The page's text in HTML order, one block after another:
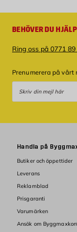
BEHÖVER DU
Ring oss på 0771
Prenumerera på vårt
Handla på
Butiker och öppettider
Leverans
Reklamblad
Prisgaranti
Varumärken
Ansök om